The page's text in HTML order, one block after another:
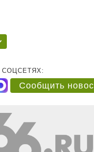
СОЦСЕТЯХ:
Сообщить